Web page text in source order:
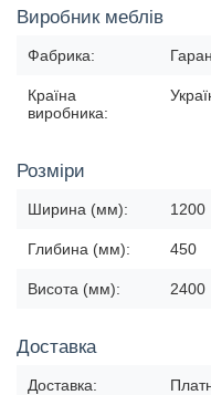
Виробник меблів
Фабрика:
Країна
виробника:
Розміри
Ширина (мм): 1200
Глибина (мм): 450
Висота (мм): 2400
Доставка
Доставка: